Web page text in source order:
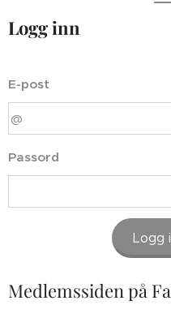
Logg inn
E-post
Passord
Logg
Medlemssiden på